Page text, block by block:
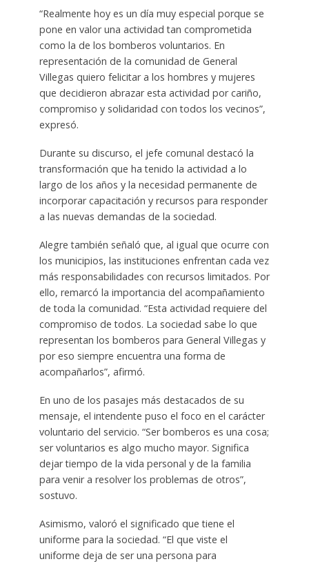
“Realmente hoy es un día muy especial porque se
pone en valor una actividad tan comprometida
como la de los bomberos voluntarios. En
representación de la comunidad de General
Villegas quiero felicitar a los hombres y mujeres
que decidieron abrazar esta actividad por cariño,
compromiso y solidaridad con todos los vecinos”,
expresó.
Durante su discurso, el jefe comunal destacó la
transformación que ha tenido la actividad a lo
largo de los años y la necesidad permanente de
incorporar capacitación y recursos para responder
a las nuevas demandas de la sociedad.
Alegre también señaló que, al igual que ocurre con
los municipios, las instituciones enfrentan cada vez
más responsabilidades con recursos limitados. Por
ello, remarcó la importancia del acompañamiento
de toda la comunidad. “Esta actividad requiere del
compromiso de todos. La sociedad sabe lo que
representan los bomberos para General Villegas y
por eso siempre encuentra una forma de
acompañarlos”, afirmó.
En uno de los pasajes más destacados de su
mensaje, el intendente puso el foco en el carácter
voluntario del servicio. “Ser bomberos es una cosa;
ser voluntarios es algo mucho mayor. Significa
dejar tiempo de la vida personal y de la familia
para venir a resolver los problemas de otros”,
sostuvo.
Asimismo, valoró el significado que tiene el
uniforme para la sociedad. “El que viste el
uniforme deja de ser una persona para